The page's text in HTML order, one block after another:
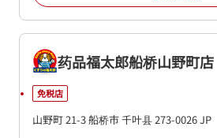
药品福太郎船桥山野町店
免税店
山野町 21-3船桥市千叶县273-0026JP